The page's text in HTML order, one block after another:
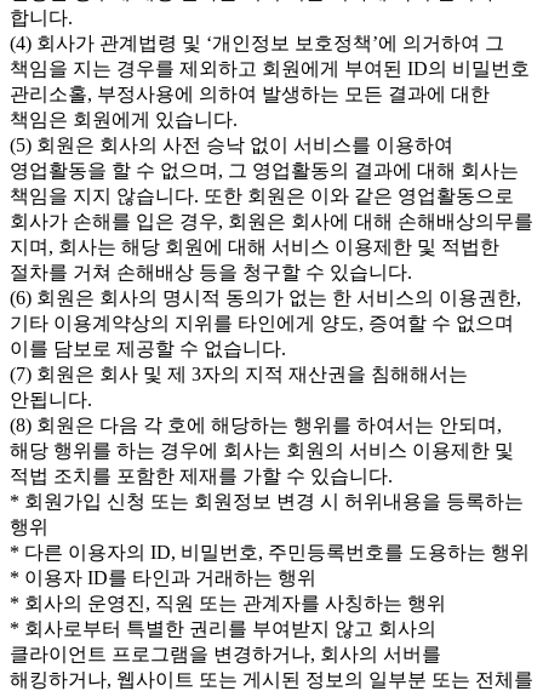
합니다.
(4) 회사가 관계법령 및 ‘개인정보 보호정책’에 의거하여 그
책임을 지는 경우를 제외하고 회원에게 부여된 ID의 비밀번호
관리소홀, 부정사용에 의하여 발생하는 모든 결과에 대한
책임은 회원에게 있습니다.
(5) 회원은 회사의 사전 승낙 없이 서비스를 이용하여
영업활동을 할 수 없으며, 그 영업활동의 결과에 대해 회사는
책임을 지지 않습니다. 또한 회원은 이와 같은 영업활동으로
회사가 손해를 입은 경우, 회원은 회사에 대해 손해배상의무를
지며, 회사는 해당 회원에 대해 서비스 이용제한 및 적법한
절차를 거쳐 손해배상 등을 청구할 수 있습니다.
(6) 회원은 회사의 명시적 동의가 없는 한 서비스의 이용권한,
기타 이용계약상의 지위를 타인에게 양도, 증여할 수 없으며
이를 담보로 제공할 수 없습니다.
(7) 회원은 회사 및 제 3자의 지적 재산권을 침해해서는
안됩니다.
(8) 회원은 다음 각 호에 해당하는 행위를 하여서는 안되며,
해당 행위를 하는 경우에 회사는 회원의 서비스 이용제한 및
적법 조치를 포함한 제재를 가할 수 있습니다.
* 회원가입 신청 또는 회원정보 변경 시 허위내용을 등록하는
행위
* 다른 이용자의 ID, 비밀번호, 주민등록번호를 도용하는 행위
* 이용자 ID를 타인과 거래하는 행위
* 회사의 운영진, 직원 또는 관계자를 사칭하는 행위
* 회사로부터 특별한 권리를 부여받지 않고 회사의
클라이언트 프로그램을 변경하거나, 회사의 서버를
해킹하거나, 웹사이트 또는 게시된 정보의 일부분 또는 전체를